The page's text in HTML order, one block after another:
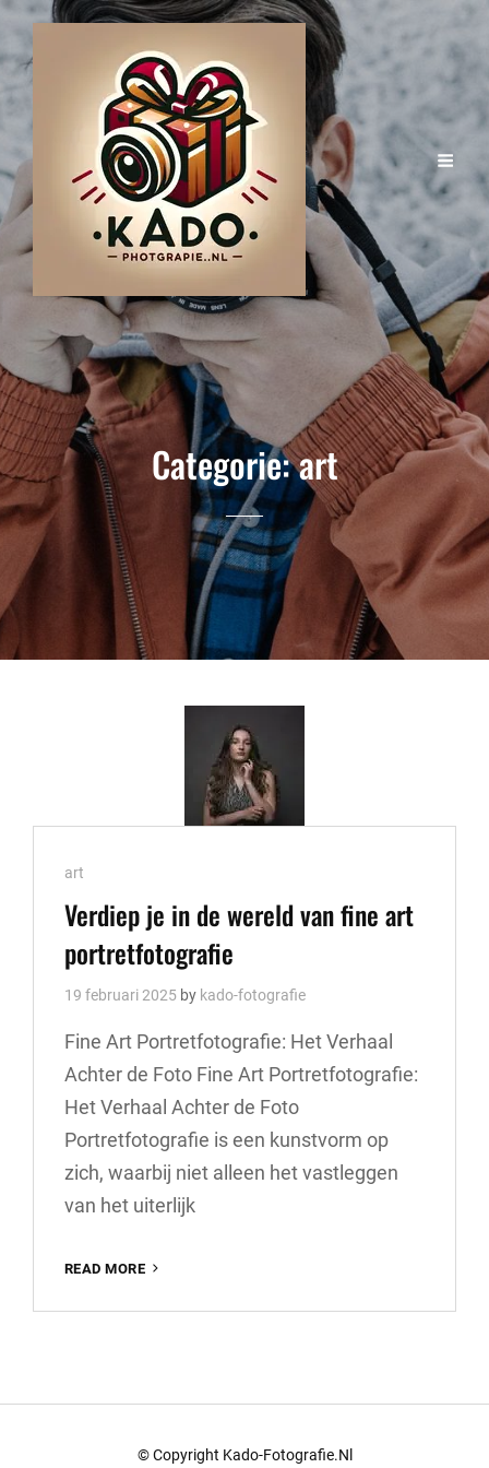
Categorie:art
Cat
Links
art
Verdiep je in de wereld van fine art
portretfotografie
19 februari 2025 by kado-fotografie
Fine Art Portretfotografie: Het Verhaal
Achter de Foto Fine Art Portretfotografie:
Het Verhaal Achter de Foto
Portretfotografie is een kunstvorm op
zich, waarbij niet alleen het vastleggen
van het uiterlijk
READ MORE
IN
FINE
PORTRETFOTOGRAFIE
© Copyright Kado-Fotografie.nl